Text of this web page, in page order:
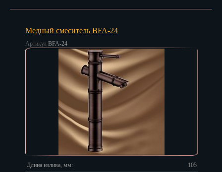
Саранск
Севастополь
Симферополь
Смоленск
Медный смеситель BFA-24
Артикул BFA-24
Длина излива, мм:
105